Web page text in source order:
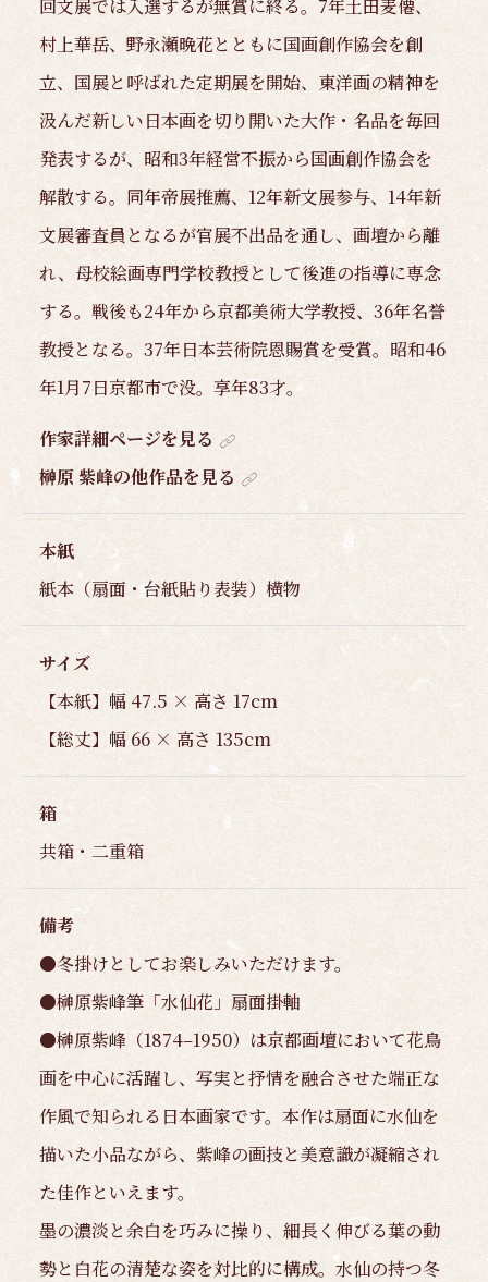
回文展では入選するが無賞に終る。7年土田麦僊、
村上華岳、野永瀬晩花とともに国画創作協会を創
立、国展と呼ばれた定期展を開始、東洋画の精神を
汲んだ新しい日本画を切り開いた大作・名品を毎回
発表するが、昭和3年経営不振から国画創作協会を
解散する。同年帝展推薦、12年新文展参与、14年新
文展審査員となるが官展不出品を通し、画壇から離
れ、母校絵画専門学校教授として後進の指導に専念
する。戦後も24年から京都美術大学教授、36年名誉
教授となる。37年日本芸術院恩賜賞を受賞。昭和46
年1月7日京都市で没。享年83才。
作家詳細ページを見る
榊原 紫峰の他作品を見る
本紙
紙本（扇面・台紙貼り表装）横物
サイズ
【本紙】幅 47.5 × 高さ 17cm
【総丈】幅 66 × 高さ 135cm
箱
共箱・二重箱
備考
●冬掛けとしてお楽しみいただけます。
●榊原紫峰筆「水仙花」扇面掛軸
●榊原紫峰（1874–1950）は京都画壇において花鳥
画を中心に活躍し、写実と抒情を融合させた端正な
作風で知られる日本画家です。本作は扇面に水仙を
描いた小品ながら、紫峰の画技と美意識が凝縮され
た佳作といえます。
墨の濃淡と余白を巧みに操り、細長く伸びる葉の動
勢と白花の清楚な姿を対比的に構成。水仙の持つ冬